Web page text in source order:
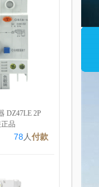
DZ47LE 2P
品
78 人付款